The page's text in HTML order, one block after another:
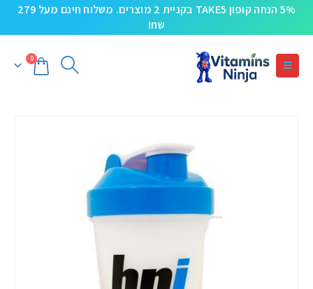
5% הנחה קופון TAKE5 בקניית 2 מוצרים. משלוח חינם מעל 279
שח!
0